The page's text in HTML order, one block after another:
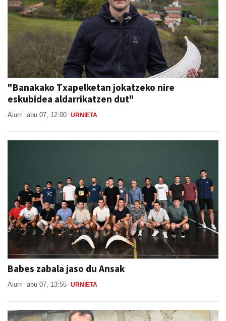
"Banakako Txapelketan jokatzeko nire
eskubidea aldarrikatzen dut"
Aiurri abu 07, 12:00 URNIETA
Babes zabala jaso du Ansak
Aiurri abu 07, 13:55 URNIETA